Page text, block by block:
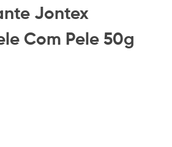
Jontex
Com Pele 50g